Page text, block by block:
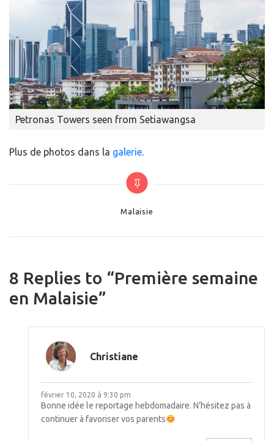
Petronas Towers seen from Setiawangsa
Plus de photos dans la galerie.
Categories
Malaisie
8 Replies to “Première semaine
en Malaisie”
Christiane
février 10, 2020 à 9:30 pm
Bonne idée le reportage hebdomadaire. N’hésitez pas à
continuer à favoriser vos parents